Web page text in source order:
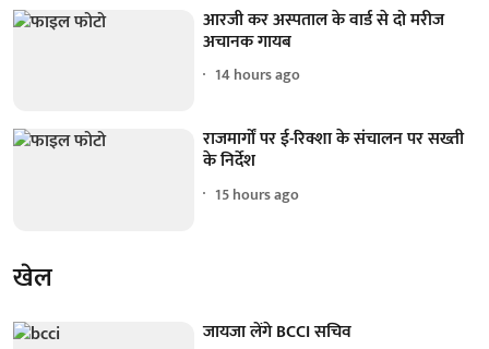
आरजी कर अस्पताल के वार्ड से दो मरीज
अचानक गायब
14 hours ago
राजमार्गों पर ई-रिक्शा के संचालन पर सख्ती
के निर्देश
15 hours ago
खेल
जायजा लेंगे BCCI सचिव